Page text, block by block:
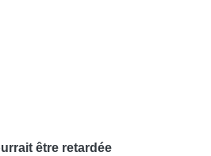
être retardée